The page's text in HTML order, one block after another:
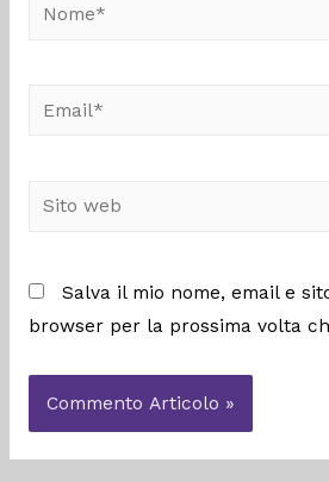
Salva il mio nome, email e
browser per la prossima volta